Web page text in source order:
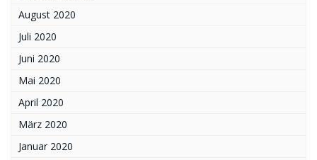
August 2020
Juli 2020
Juni 2020
Mai 2020
April 2020
März 2020
Januar 2020